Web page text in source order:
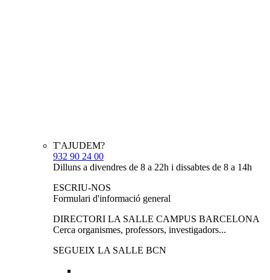
T'AJUDEM?
932 90 24 00
Dilluns a divendres de 8 a 22h i dissabtes de 8 a 14h
ESCRIU-NOS
Formulari d'informació general
DIRECTORI LA SALLE CAMPUS BARCELONA
Cerca organismes, professors, investigadors...
SEGUEIX LA SALLE BCN